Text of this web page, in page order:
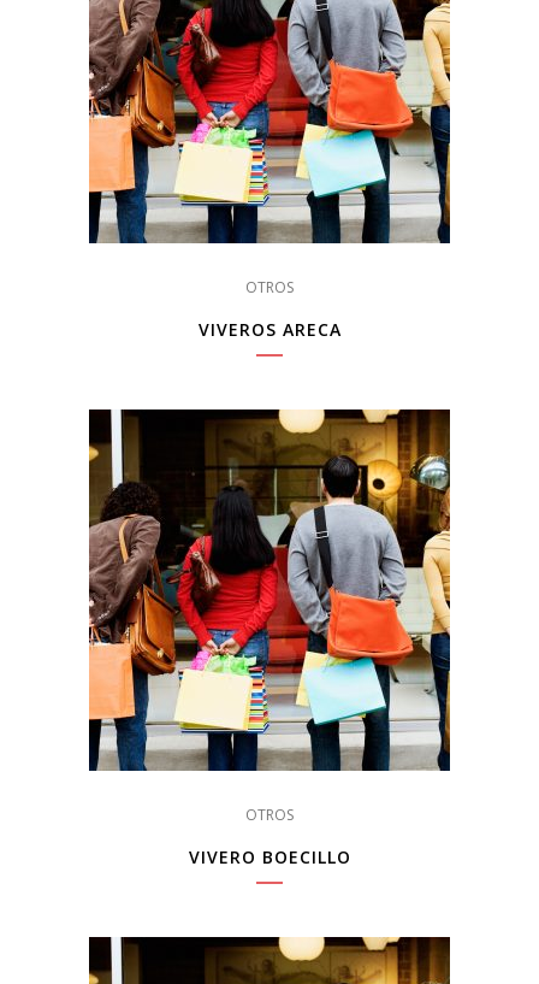
OTROS
VIVEROS ARECA
OTROS
VIVERO BOECILLO